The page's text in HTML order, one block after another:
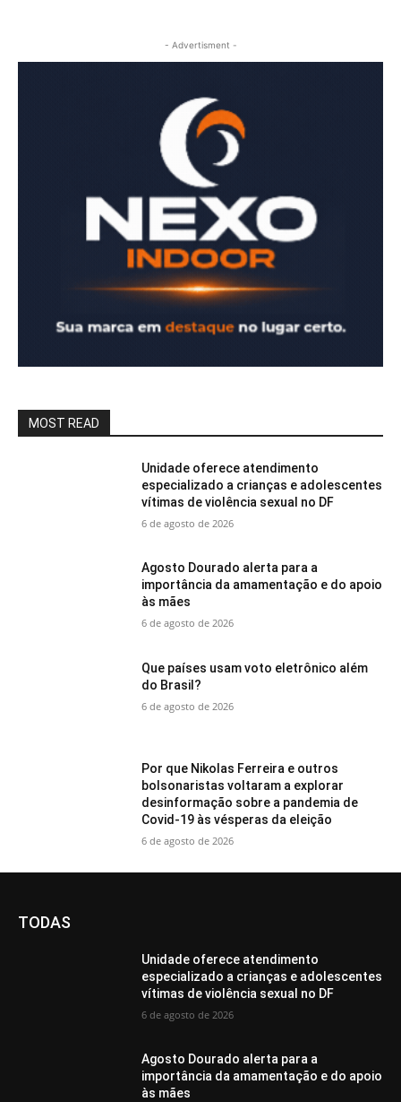
- Advertisment -
MOST READ
Unidade oferece atendimento
especializado a crianças e adolescentes
vítimas de violência sexual no DF
6 de agosto de 2026
Agosto Dourado alerta para a
importância da amamentação e do apoio
às mães
6 de agosto de 2026
Que países usam voto eletrônico além
do Brasil?
6 de agosto de 2026
Por que Nikolas Ferreira e outros
bolsonaristas voltaram a explorar
desinformação sobre a pandemia de
Covid-19 às vésperas da eleição
6 de agosto de 2026
TODAS
Unidade oferece atendimento
especializado a crianças e adolescentes
vítimas de violência sexual no DF
6 de agosto de 2026
Agosto Dourado alerta para a
importância da amamentação e do apoio
às mães